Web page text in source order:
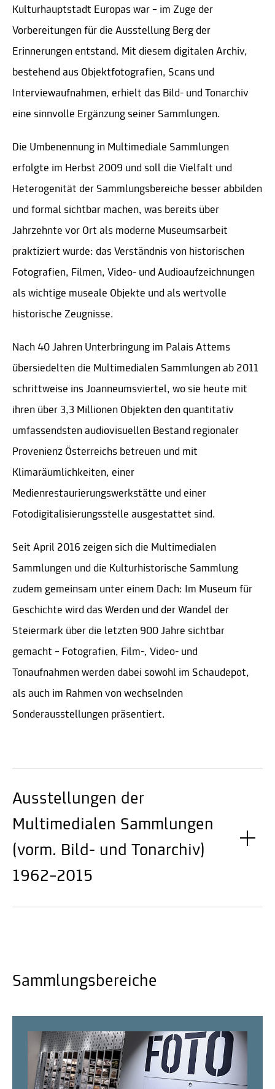
Kulturhauptstadt Europas war – im Zuge der
Vorbereitungen für die Ausstellung Berg der
Erinnerungen entstand. Mit diesem digitalen Archiv,
bestehend aus Objektfotografien, Scans und
Interviewaufnahmen, erhielt das Bild- und Tonarchiv
eine sinnvolle Ergänzung seiner Sammlungen.
Die Umbenennung in Multimediale Sammlungen
erfolgte im Herbst 2009 und soll die Vielfalt und
Heterogenität der Sammlungsbereiche besser abbilden
und formal sichtbar machen, was bereits über
Jahrzehnte vor Ort als moderne Museumsarbeit
praktiziert wurde: das Verständnis von historischen
Fotografien, Filmen, Video- und Audioaufzeichnungen
als wichtige museale Objekte und als wertvolle
historische Zeugnisse.
Nach 40 Jahren Unterbringung im Palais Attems
übersiedelten die Multimedialen Sammlungen ab 2011
schrittweise ins Joanneumsviertel, wo sie heute mit
ihren über 3,3 Millionen Objekten den quantitativ
umfassendsten audiovisuellen Bestand regionaler
Provenienz Österreichs betreuen und mit
Klimaräumlichkeiten, einer
Medienrestaurierungswerkstätte und einer
Fotodigitalisierungsstelle ausgestattet sind.
Seit April 2016 zeigen sich die Multimedialen
Sammlungen und die Kulturhistorische Sammlung
zudem gemeinsam unter einem Dach: Im Museum für
Geschichte wird das Werden und der Wandel der
Steiermark über die letzten 900 Jahre sichtbar
gemacht – Fotografien, Film-, Video- und
Tonaufnahmen werden dabei sowohl im Schaudepot,
als auch im Rahmen von wechselnden
Sonderausstellungen präsentiert.
Ausstellungen der
Multimedialen Sammlungen
(vorm. Bild- und Tonarchiv)
1962–2015
Sammlungsbereiche